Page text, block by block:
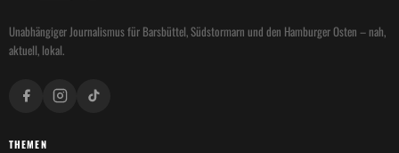
Unabhängiger Journalismus für Barsbüttel, Südstormarn und den Hamburger Osten – nah,
aktuell, lokal.
THEMEN